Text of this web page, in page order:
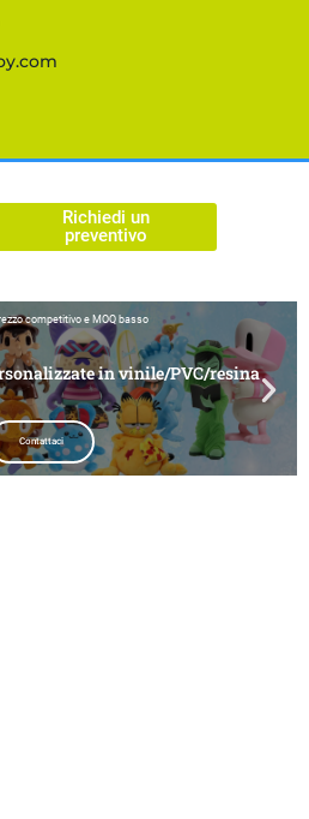
Richiedi un
preventivo
competitivo e MOQ basso
in vinile/PVC/resina
Contattaci